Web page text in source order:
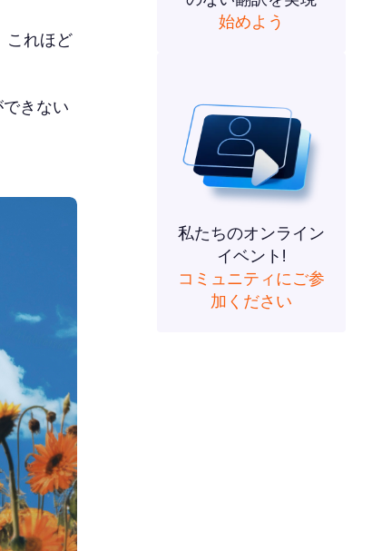
これほど
きない
始めよう
私たちのオンライン
イベント!
コミュニティにご参
加ください